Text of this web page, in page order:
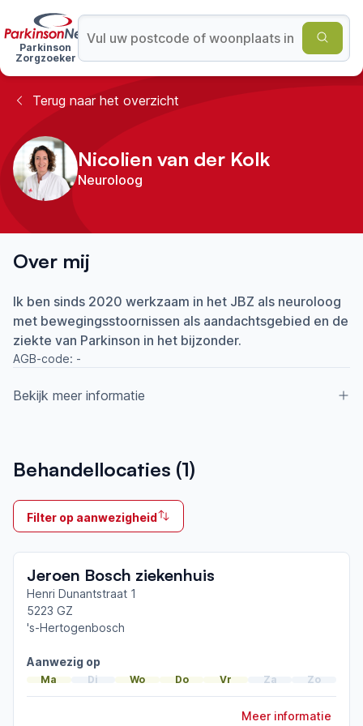
Parkinson
Zorgzoeker
Terug naar het overzicht
Nicolien van der Kolk
Neuroloog
Over mij
Ik ben sinds 2020 werkzaam in het JBZ als neuroloog
met bewegingsstoornissen als aandachtsgebied en de
ziekte van Parkinson in het bijzonder.
AGB-code: -
Bekijk meer informatie
2021
Ik behandel
Op locatie
netwerk
Hertogenbosch
Afgeronde ParkinsonNet-scholingen
Behandellocaties (1)
Filter op aanwezigheid
Jeroen Bosch ziekenhuis
Henri Dunantstraat 1
5223 GZ
's-Hertogenbosch
Aanwezig op
Ma Di Wo Do Vr Za Zo
Meer informatie